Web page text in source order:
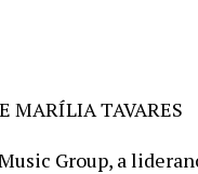
MARÍLIA TAVARES
Group, a